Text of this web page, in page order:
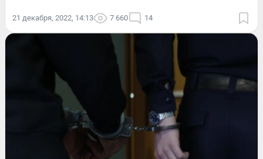
21 декабря, 2022, 14:13 7 660 14